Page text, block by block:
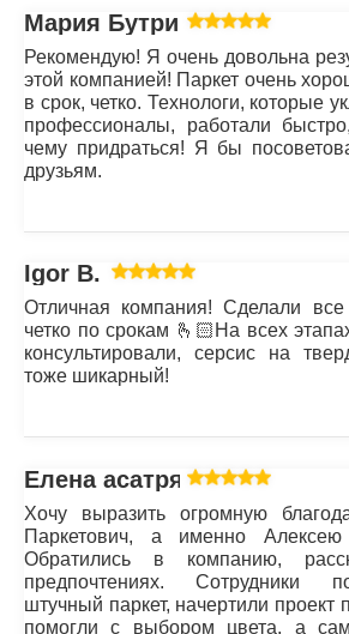
Мария Бутрим
Рекомендую! Я очень довольна
этой компанией! Паркет очень
в срок, четко. Технологи, которые
профессионалы, работали
чему придраться! Я бы
друзьям.
Igor B.
Отличная компания! Сделали все
четко по срокам 🫰🏻На всех
консультировали, серсис на
тоже шикарный!
Елена асатрян
Хочу выразить огромную
Паркетович, а именно
Обратились в компанию,
предпочтениях. Сотрудники
штучный паркет, начертили проект
помогли с выбором цвета, а